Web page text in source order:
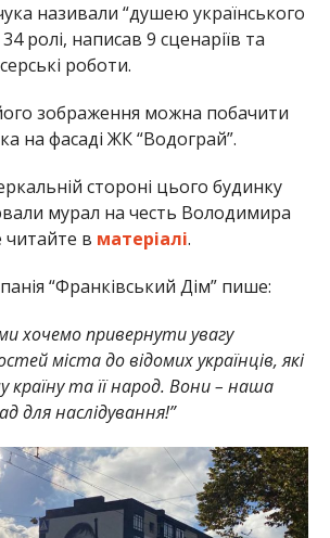
називали “душею українського
34 ролі, написав 9 сценаріїв та
роботи.
зображення можна побачити
на фасаді ЖК “Водограй”.
стороні цього будинку
мурал на честь Володимира
читайте в матеріалі.
“Франківський Дім” пише:
хочемо привернути увагу
міста до відомих українців, які
країну та її народ. Вони – наша
для наслідування!”